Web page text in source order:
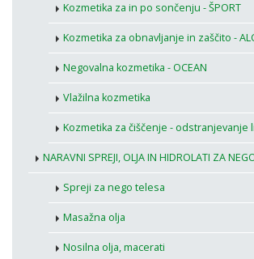
Kozmetika za in po sončenju - ŠPORT
Kozmetika za obnavljanje in zaščito -
Negovalna kozmetika - OCEAN
Vlažilna kozmetika
Kozmetika za čiščenje - odstranjevanje
NARAVNI SPREJI, OLJA IN HIDROLATI ZA
Spreji za nego telesa
Masažna olja
Nosilna olja, macerati